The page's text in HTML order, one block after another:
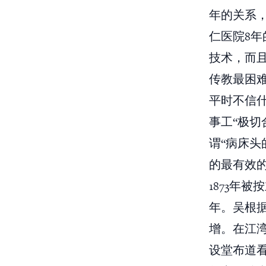
年的关系
仁医院8
技术，而
传教最困
平时不信
事工“极
谓“病床
的最有效
1873年被
年。吴根
增。在江
设堂布道